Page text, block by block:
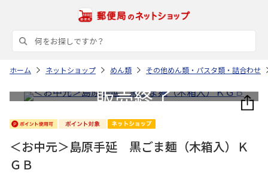
ホーム ネットショップ めん類 その他めん類・パスタ類・詰合わせ
＜お中元＞島原手延 黒ごま麺（木箱入）Ｋ
ＧＢ